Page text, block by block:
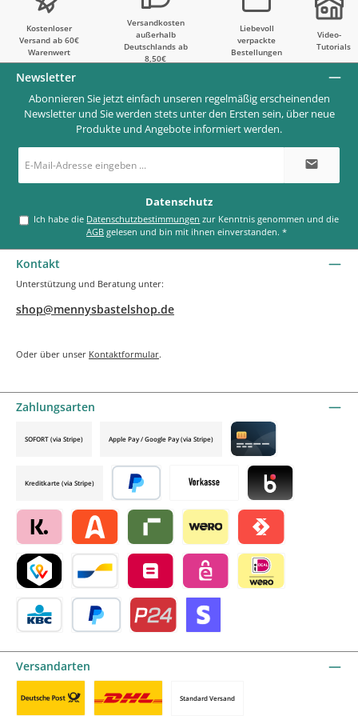
Kostenloser
Versand ab 60€
Warenwert
Versandkosten
außerhalb
Deutschlands ab
8,50€
Liebevoll
verpackte
Bestellungen
Video-
Tutorials
Newsletter
Abonnieren Sie jetzt einfach unseren regelmäßig erscheinenden
Newsletter und Sie werden stets unter den Ersten sein, über neue
Produkte und Angebote informiert werden.
E-
Mail-
*
Datenschutz
Ich habe die Datenschutzbestimmungen
AGB gelesen und bin mit ihnen einverstanden.*
Kontakt
Unterstützung und Beratung unter:
shop@mennysbastelshop.de
Oder über unser Kontaktformular.
Zahlungsarten
Vorkasse Blik by mollie
Klarna by mollieAlma by mollieRiverty by mollie
Wero Satispay by mollie
TWINT by mollieBancontact by mollie
Belfius by mollieeps by mollie
SOFORT (via Stripe) Apple Pay / Google Pay (via Stripe)
Credit card by mollie
Kreditkarte (via Stripe)
Später bezahlen
Versandarten
Standard Versand